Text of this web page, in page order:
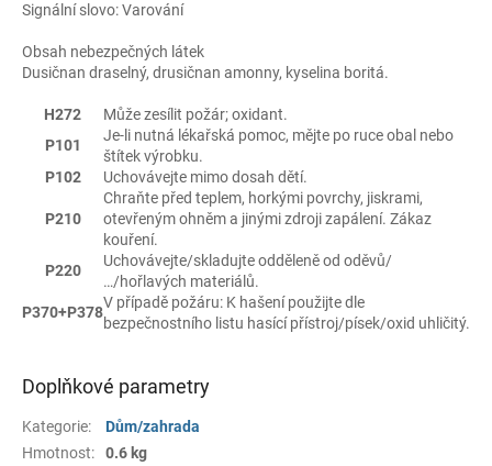
Signální slovo: Varování
Obsah nebezpečných látek
Dusičnan draselný, drusičnan amonny, kyselina boritá.
H272
Může zesílit požár; oxidant.
P101
Je-li nutná lékařská pomoc, mějte po ruce obal nebo
štítek výrobku.
P102
Uchovávejte mimo dosah dětí.
P210
Chraňte před teplem, horkými povrchy, jiskrami,
otevřeným ohněm a jinými zdroji zapálení. Zákaz
kouření.
P220
Uchovávejte/skladujte odděleně od oděvů/
…/hořlavých materiálů.
P370+P378
V případě požáru: K hašení použijte dle
bezpečnostního listu hasící přístroj/písek/oxid uhličitý.
Doplňkové parametry
Kategorie:
Dům/zahrada
Hmotnost:
0.6 kg